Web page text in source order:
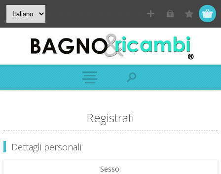
Registrati
Dettagli personali
Sesso: